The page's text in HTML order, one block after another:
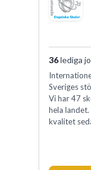
36lediga
Sveriges
Vi har 47
hela
kvalitet